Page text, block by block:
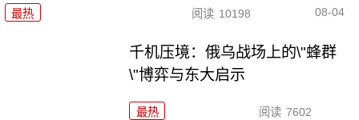
最热 阅读 10198 08-04
千机压境：俄乌战场上的\"蜂群
\"博弈与东大启示
最热 阅读 7602